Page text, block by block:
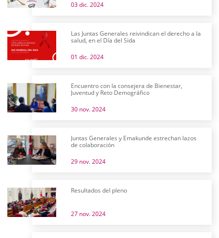
03 dic. 2024
Las Juntas Generales reivindican el derecho a la
salud, en el Día del Sida
01 dic. 2024
Encuentro con la consejera de Bienestar,
Juventud y Reto Demográfico
30 nov. 2024
Juntas Generales y Emakunde estrechan lazos
de colaboración
29 nov. 2024
Resultados del pleno
27 nov. 2024